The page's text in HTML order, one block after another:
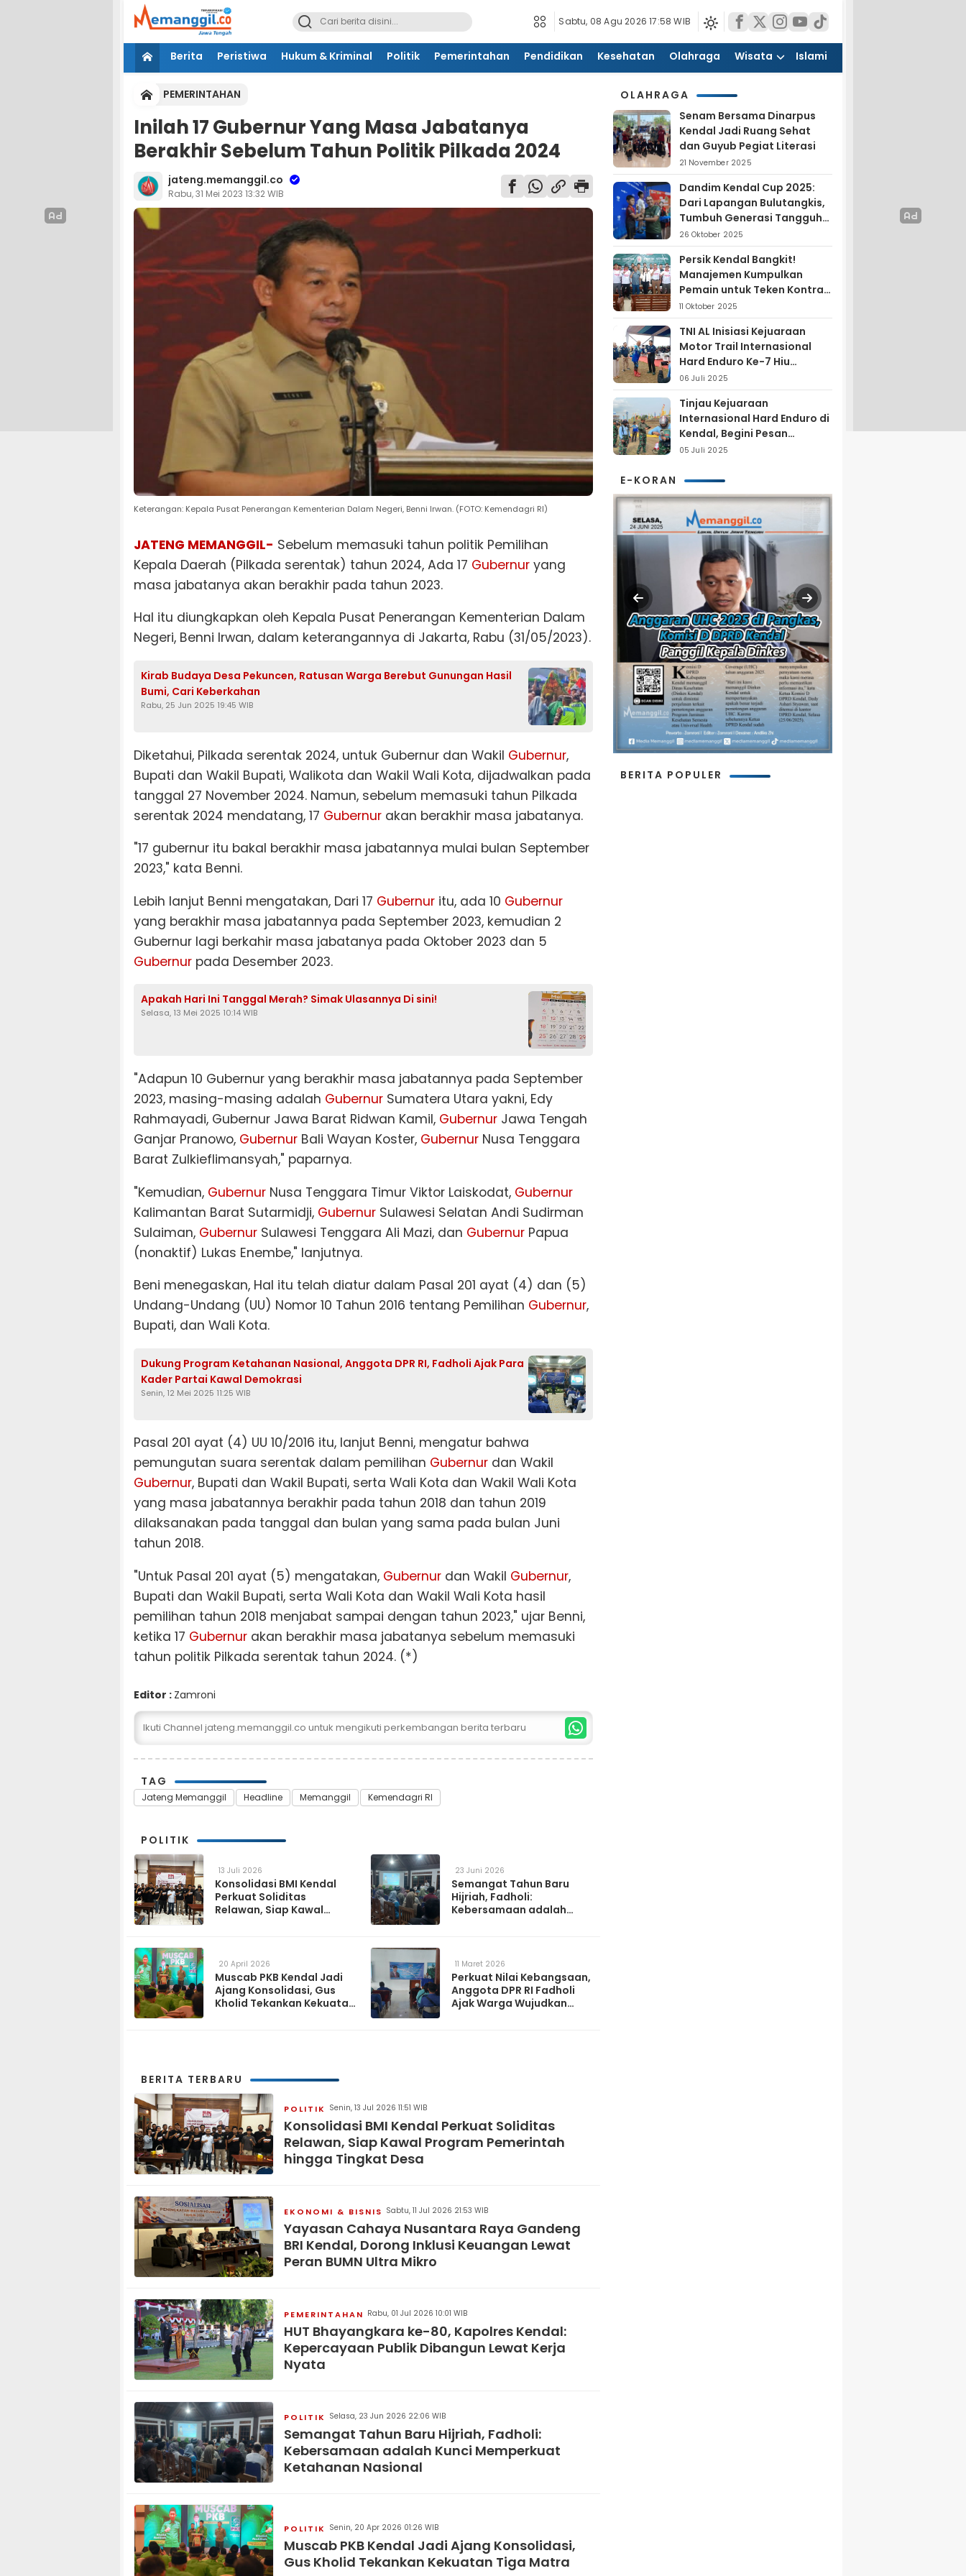
Sabtu, 08 Agu 2026 17:58 WIB
Berita Peristiwa Hukum & Kriminal Politik Pemerintahan Pendidikan Kesehatan Olahraga Wisata Islami
PEMERINTAHAN
Inilah 17 Gubernur Yang Masa Jabatanya
Berakhir Sebelum Tahun Politik Pilkada 2024
jateng.memanggil.co
Rabu, 31 Mei 2023 13:32 WIB
Keterangan: Kepala Pusat Penerangan Kementerian Dalam Negeri, Benni Irwan. (FOTO: Kemendagri RI)
JATENG MEMANGGIL- Sebelum memasuki tahun politik Pemilihan
Kepala Daerah (Pilkada serentak) tahun 2024, Ada 17 Gubernur yang
masa jabatanya akan berakhir pada tahun 2023.
Hal itu diungkapkan oleh Kepala Pusat Penerangan Kementerian Dalam
Negeri, Benni Irwan, dalam keterangannya di Jakarta, Rabu (31/05/2023).
Kirab Budaya Desa Pekuncen, Ratusan Warga Berebut Gunungan Hasil
Bumi, Cari Keberkahan
Rabu, 25 Jun 2025 19:45 WIB
Diketahui, Pilkada serentak 2024, untuk Gubernur dan Wakil Gubernur,
Bupati dan Wakil Bupati, Walikota dan Wakil Wali Kota, dijadwalkan pada
tanggal 27 November 2024. Namun, sebelum memasuki tahun Pilkada
serentak 2024 mendatang, 17 Gubernur akan berakhir masa jabatanya.
"17 gubernur itu bakal berakhir masa jabatannya mulai bulan September
2023," kata Benni.
Lebih lanjut Benni mengatakan, Dari 17 Gubernur itu, ada 10 Gubernur
yang berakhir masa jabatannya pada September 2023, kemudian 2
Gubernur lagi berkahir masa jabatanya pada Oktober 2023 dan 5
Gubernur pada Desember 2023.
Apakah Hari Ini Tanggal Merah? Simak Ulasannya Di sini!
Selasa, 13 Mei 2025 10:14 WIB
"Adapun 10 Gubernur yang berakhir masa jabatannya pada September
2023, masing-masing adalah Gubernur Sumatera Utara yakni, Edy
Rahmayadi, Gubernur Jawa Barat Ridwan Kamil, Gubernur Jawa Tengah
Ganjar Pranowo, Gubernur Bali Wayan Koster, Gubernur Nusa Tenggara
Barat Zulkieflimansyah," paparnya.
"Kemudian, Gubernur Nusa Tenggara Timur Viktor Laiskodat, Gubernur
Kalimantan Barat Sutarmidji, Gubernur Sulawesi Selatan Andi Sudirman
Sulaiman, Gubernur Sulawesi Tenggara Ali Mazi, dan Gubernur Papua
(nonaktif) Lukas Enembe," lanjutnya.
Beni menegaskan, Hal itu telah diatur dalam Pasal 201 ayat (4) dan (5)
Undang-Undang (UU) Nomor 10 Tahun 2016 tentang Pemilihan Gubernur,
Bupati, dan Wali Kota.
Dukung Program Ketahanan Nasional, Anggota DPR RI, Fadholi Ajak Para
Kader Partai Kawal Demokrasi
Senin, 12 Mei 2025 11:25 WIB
Pasal 201 ayat (4) UU 10/2016 itu, lanjut Benni, mengatur bahwa
pemungutan suara serentak dalam pemilihan Gubernur dan Wakil
Gubernur, Bupati dan Wakil Bupati, serta Wali Kota dan Wakil Wali Kota
yang masa jabatannya berakhir pada tahun 2018 dan tahun 2019
dilaksanakan pada tanggal dan bulan yang sama pada bulan Juni
tahun 2018.
"Untuk Pasal 201 ayat (5) mengatakan, Gubernur dan Wakil Gubernur,
Bupati dan Wakil Bupati, serta Wali Kota dan Wakil Wali Kota hasil
pemilihan tahun 2018 menjabat sampai dengan tahun 2023," ujar Benni,
ketika 17 Gubernur akan berakhir masa jabatanya sebelum memasuki
tahun politik Pilkada serentak tahun 2024. (*)
Editor : Zamroni
Ikuti Channel jateng.memanggil.co untuk mengikuti perkembangan berita terbaru
TAG
Jateng Memanggil Headline Memanggil Kemendagri RI
POLITIK
13 Juli 2026
Konsolidasi BMI Kendal
Perkuat Soliditas
Relawan, Siap Kawal
23 Juni 2026
Semangat Tahun Baru
Hijriah, Fadholi:
Kebersamaan adalah
20 April 2026
Muscab PKB Kendal Jadi
Ajang Konsolidasi, Gus
Kholid Tekankan Kekuatan
11 Maret 2026
Perkuat Nilai Kebangsaan,
Anggota DPR RI Fadholi
Ajak Warga Wujudkan
BERITA TERBARU
POLITIK Senin, 13 Jul 2026 11:51 WIB
Konsolidasi BMI Kendal Perkuat Soliditas
Relawan, Siap Kawal Program Pemerintah
hingga Tingkat Desa
EKONOMI & BISNIS Sabtu, 11 Jul 2026 21:53 WIB
Yayasan Cahaya Nusantara Raya Gandeng
BRI Kendal, Dorong Inklusi Keuangan Lewat
Peran BUMN Ultra Mikro
PEMERINTAHAN Rabu, 01 Jul 2026 10:01 WIB
HUT Bhayangkara ke-80, Kapolres Kendal:
Kepercayaan Publik Dibangun Lewat Kerja
Nyata
POLITIK Selasa, 23 Jun 2026 22:06 WIB
Semangat Tahun Baru Hijriah, Fadholi:
Kebersamaan adalah Kunci Memperkuat
Ketahanan Nasional
POLITIK Senin, 20 Apr 2026 01:26 WIB
Muscab PKB Kendal Jadi Ajang Konsolidasi,
Gus Kholid Tekankan Kekuatan Tiga Matra
OLAHRAGA
Senam Bersama Dinarpus
Kendal Jadi Ruang Sehat
dan Guyub Pegiat Literasi
21 November 2025
Dandim Kendal Cup 2025:
Dari Lapangan Bulutangkis,
Tumbuh Generasi Tangguh
dan Nasionalis
26 Oktober 2025
Persik Kendal Bangkit!
Manajemen Kumpulkan
Pemain untuk Teken Kontrak
Jelang Liga 4
11 Oktober 2025
TNI AL Inisiasi Kejuaraan
Motor Trail Internasional
Hard Enduro Ke-7 Hiu
Selatan
06 Juli 2025
Tinjau Kejuaraan
Internasional Hard Enduro di
Kendal, Begini Pesan
Laksamana Pertama TNI AL
05 Juli 2025
E-KORAN
BERITA POPULER